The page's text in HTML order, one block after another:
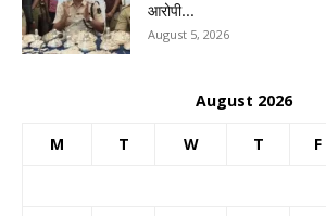
आरोपी...
August 5, 2026
August 2026
M T W T F